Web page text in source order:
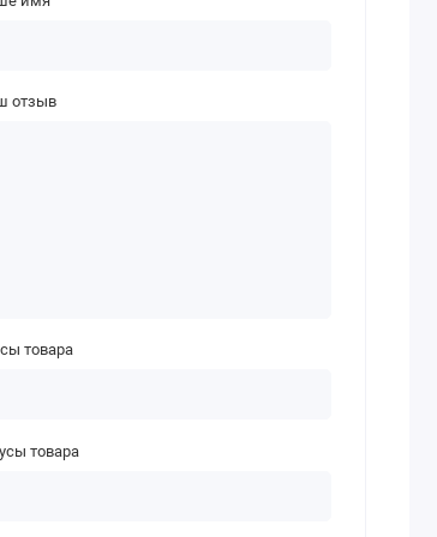
отзыв
товара
товара